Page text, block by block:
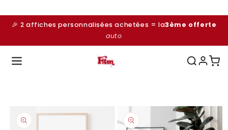
au
contenu
🎉 2 affiches personnalisées achetées = la3ème offerte
auto
informations
produits